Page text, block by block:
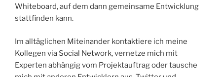
Whiteboard, auf dem dann gemeinsame Entwicklung
stattfinden kann.
Im alltäglichen Miteinander kontaktiere ich meine
Kollegen via Social Network, vernetze mich mit
Experten abhängig vom Projektauftrag oder tausche